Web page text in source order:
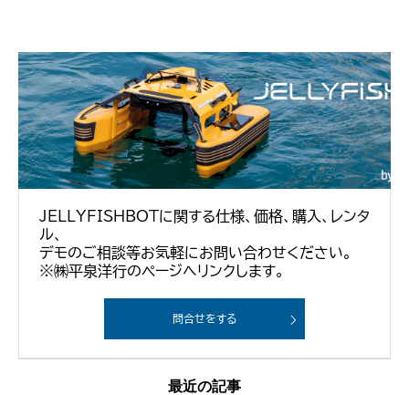
JELLYFISHBOTに関する仕様、価格、購入、レンタ
ル、
デモのご相談等お気軽にお問い合わせください。
※㈱平泉洋行のページへリンクします。
問合せをする
最近の記事